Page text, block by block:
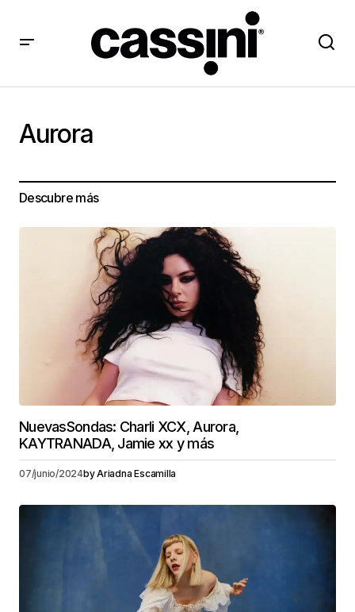
Aurora
Descubre más
NuevasSondas: Charli XCX, Aurora,
KAYTRANADA, Jamie xx y más
07/junio/2024byAriadna Escamilla